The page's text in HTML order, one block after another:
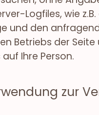
Logfiles, wie
und den
Betriebs der
Ihre Person.
zur